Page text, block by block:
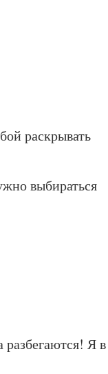
раскрывать
выбираться
разбегаются! Я в